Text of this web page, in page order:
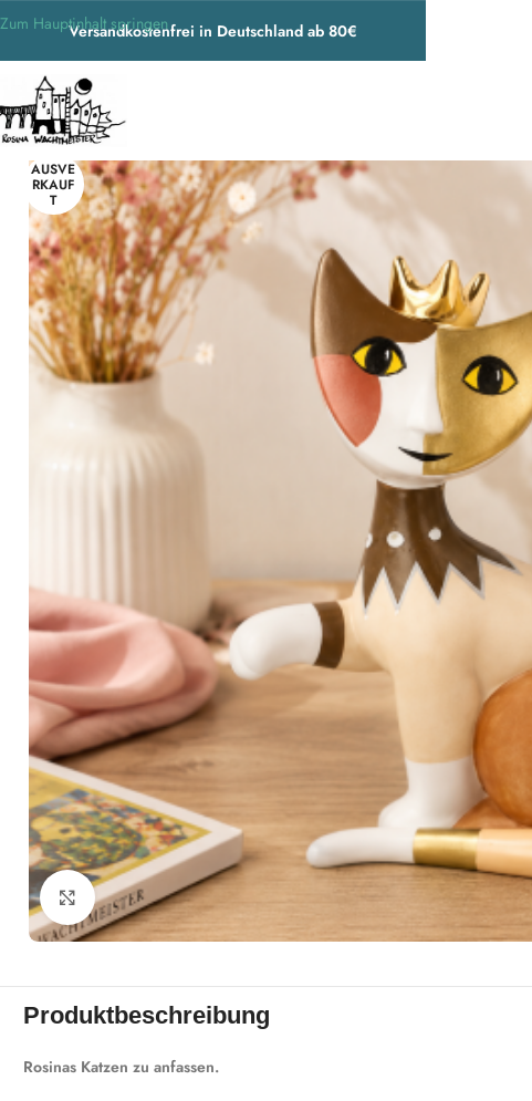
Versandkostenfrei in Deutschland ab 80€
Zum Hauptinhalt springen
/Porzellankatzen
AUSVE
RKAUF
T
Zum Vergrößern klicken
Produktbeschreibung
Rosinas Katzen zu anfassen.